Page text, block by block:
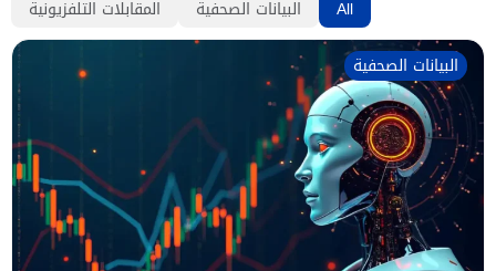
All البيانات الصحفية
المقابلات التلفزيونية
البيانات الصحفية